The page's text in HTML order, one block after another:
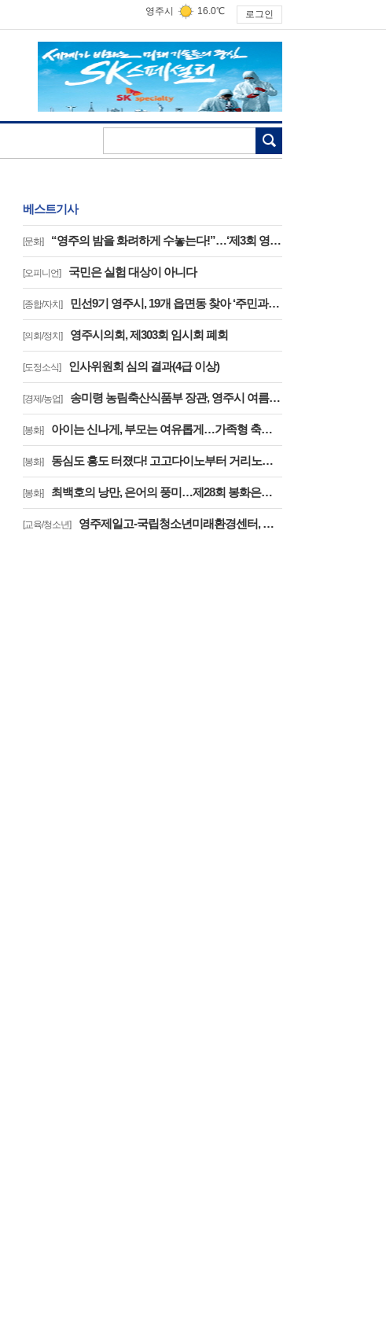
영주시 16.0℃ 로그인
베스트기사
[문화] “영주의 밤을 화려하게 수놓는다!”…‘제3회 영주 서천 강변가요제’ 8월 2일 개최
[오피니언] 국민은 실험 대상이 아니다
[종합/자치] 민선9기 영주시, 19개 읍면동 찾아 ‘주민과의 대화’
[의회/정치] 영주시의회, 제303회 임시회 폐회
[도정소식] 인사위원회 심의 결과(4급 이상)
[경제/농업] 송미령 농림축산식품부 장관, 영주시 여름사과 생육현황 및 산지유통 현장점검
[봉화] 아이는 신나게, 부모는 여유롭게…가족형 축제로 확 달라진 제28회 봉화은어축제
[봉화] 동심도 흥도 터졌다! 고고다이노부터 거리노래방까지
[봉화] 최백호의 낭만, 은어의 풍미…제28회 봉화은어축제, ‘오감만족’
[교육/청소년] 영주제일고-국립청소년미래환경센터, 학교 밖 교육 실시